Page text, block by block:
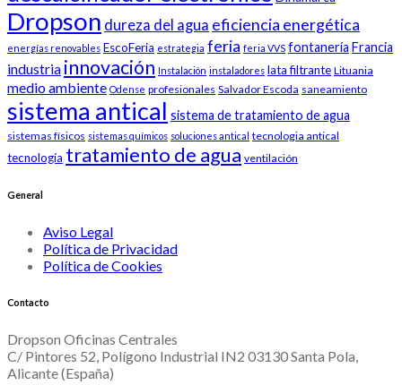
Dropson dureza del agua eficiencia energética
energías renovables EscoFeria estrategia feria feria VVS fontanería Francia
industria innovación Instalación instaladores lata filtrante Lituania
medio ambiente Odense profesionales Salvador Escoda saneamiento
sistema antical sistema de tratamiento de agua
sistemas físicos sistemas químicos soluciones antical tecnologia antical
tecnología tratamiento de agua ventilación
General
Aviso Legal
Política de Privacidad
Política de Cookies
Contacto
Dropson Oficinas Centrales
C/ Pintores 52, Polígono Industrial IN2 03130 Santa Pola,
Alicante (España)